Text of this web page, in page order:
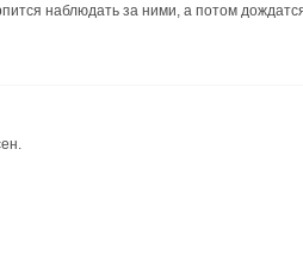
наблюдать за ними, а потом